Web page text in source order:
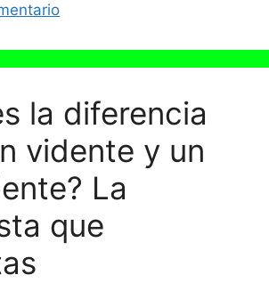
la diferencia
vidente y un
La
que